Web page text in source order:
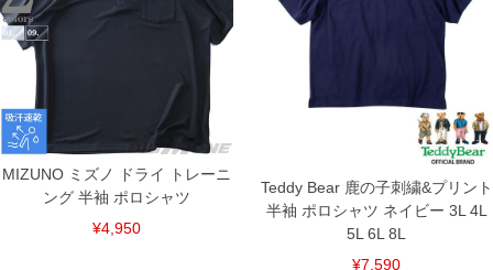
サイズ/バスト/総丈/肩幅/袖丈/袖口
3XL/123/75/52/61/24
4XL/130/77/54/61/25
単位はcm
※【返品交換について】
返品交換希望の方は、商品到着後1週間以内にご連絡ください。
下着(肌着)やワイシャツは商品の性質上、返品交換不可とさせて頂いております。予め
ご了承くださいませ。
※【ボトムの裾上げをご希望の場合】
裾上げ料金は500円+税となります。
上の品が対象。1本5,999円以下の商品は有料（500円+税）となります。）
MIZUNO ミズノ ドライ トレーニ
ング 半袖 ポロシャツ
¥4,950
Teddy Bear 鹿の子刺繍&プリント
半袖 ポロシャツ ネイビー 3L 4L
5L 6L 8L
¥7,590